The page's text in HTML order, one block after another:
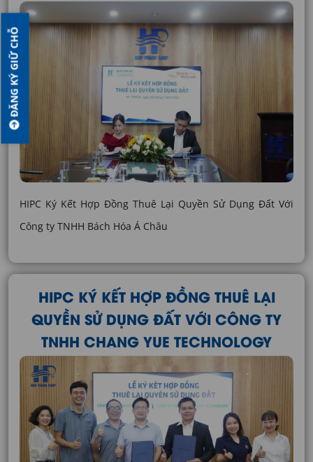
ĐĂNG KÝ GIỮ CHỖ
HIPC Ký Kết Hợp Đồng Thuê Lại Quyền Sử Dụng Đất Với
Công ty TNHH Bách Hóa Á Châu
HIPC KÝ KẾT HỢP ĐỒNG THUÊ LẠI
QUYỀN SỬ DỤNG ĐẤT VỚI CÔNG TY
TNHH CHANG YUE TECHNOLOGY